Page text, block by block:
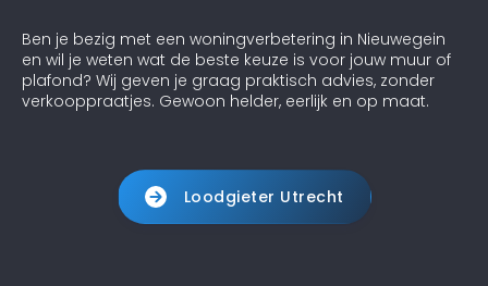
Ben je bezig met een woningverbetering in Nieuwegein
en wil je weten wat de beste keuze is voor jouw muur of
plafond? Wij geven je graag praktisch advies, zonder
verkooppraatjes. Gewoon helder, eerlijk en op maat.
Loodgieter Utrecht